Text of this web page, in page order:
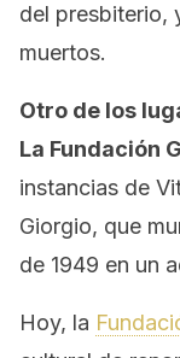
del presbiterio,
muertos.
Otro de los
La Fundación
instancias de
Giorgio, que
de 1949 en un
Hoy, la